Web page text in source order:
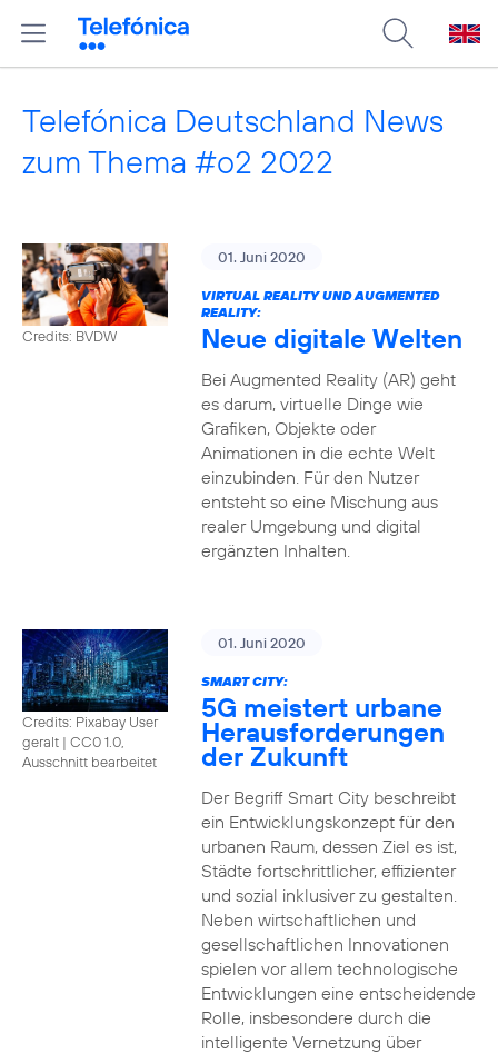
Telefónica Deutschland News
zum Thema #o2 2022
Credits: BVDW
01. Juni 2020
VIRTUAL REALITY UND AUGMENTED
REALITY:
Neue digitale Welten
Bei Augmented Reality (AR) geht
es darum, virtuelle Dinge wie
Grafiken, Objekte oder
Animationen in die echte Welt
einzubinden. Für den Nutzer
entsteht so eine Mischung aus
realer Umgebung und digital
ergänzten Inhalten.
Credits: Pixabay User
geralt | CC0 1.0,
Ausschnitt bearbeitet
01. Juni 2020
SMART CITY:
5G meistert urbane
Herausforderungen
der Zukunft
Der Begriff Smart City beschreibt
ein Entwicklungskonzept für den
urbanen Raum, dessen Ziel es ist,
Städte fortschrittlicher, effizienter
und sozial inklusiver zu gestalten.
Neben wirtschaftlichen und
gesellschaftlichen Innovationen
spielen vor allem technologische
Entwicklungen eine entscheidende
Rolle, insbesondere durch die
intelligente Vernetzung über